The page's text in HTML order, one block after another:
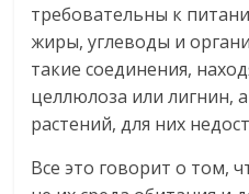
требовательны к
жиры, углеводы и
такие соединения,
целлюлоза или лигнин,
растений, для них
Все это говорит о том,